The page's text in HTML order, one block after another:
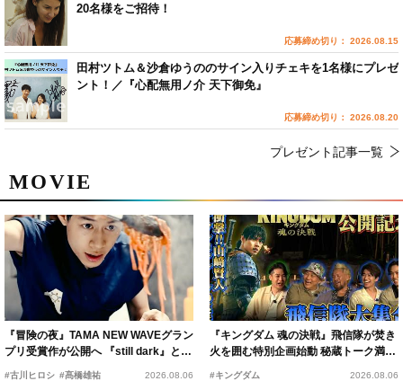
MOVIE
『冒険の夜』TAMA NEW WAVEグラン
プリ受賞作が公開へ 『still dark』と同
時上映決定
#古川ヒロシ #髙橋雄祐 2026.08.06
『キングダム 魂の決戦』飛信隊が焚き
火を囲む特別企画始動 秘蔵トーク満載
の“キングダムキャンプ”開催
#キングダム 2026.08.06
20名様をご招待！
応募締め切り： 2026.08.15
田村ツトム＆沙倉ゆうののサイン入りチェキを1名様にプレゼ
ント！／『心配無用ノ介 天下御免』
応募締め切り： 2026.08.20
プレゼント記事一覧